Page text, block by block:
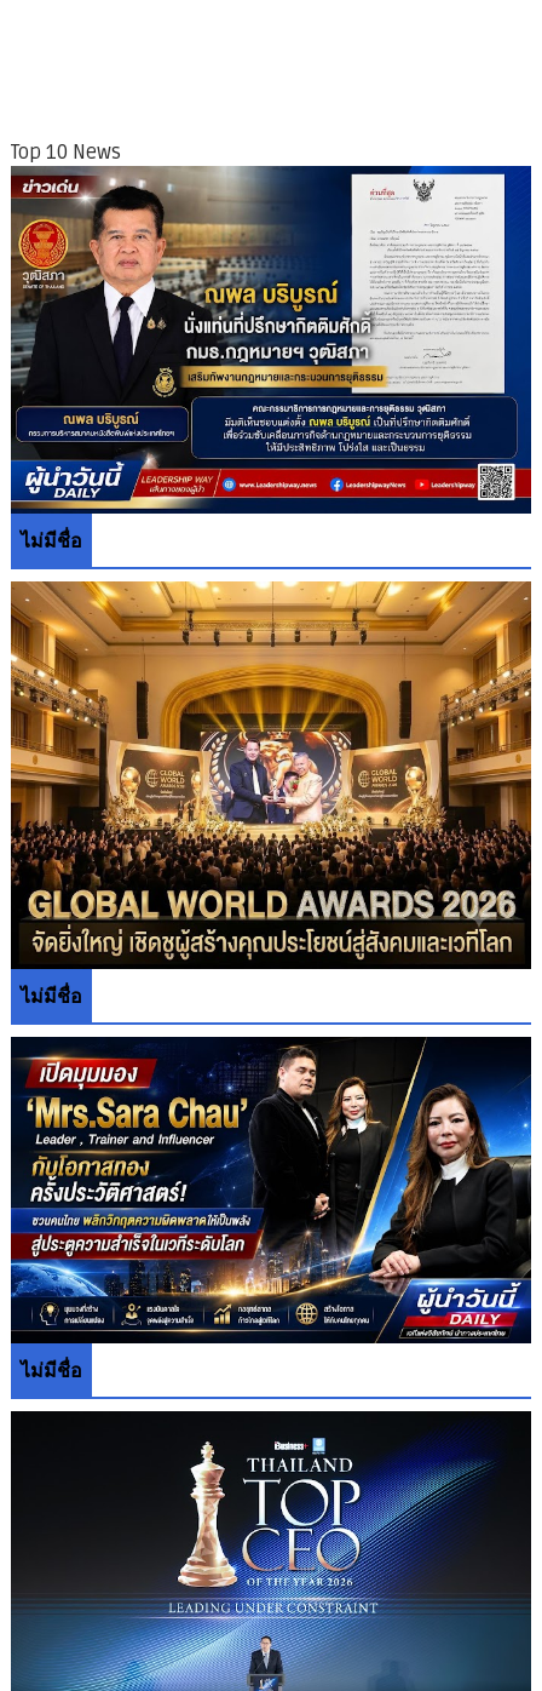
Top 10 News
ไม่มีชื่อ
ไม่มีชื่อ
ไม่มีชื่อ